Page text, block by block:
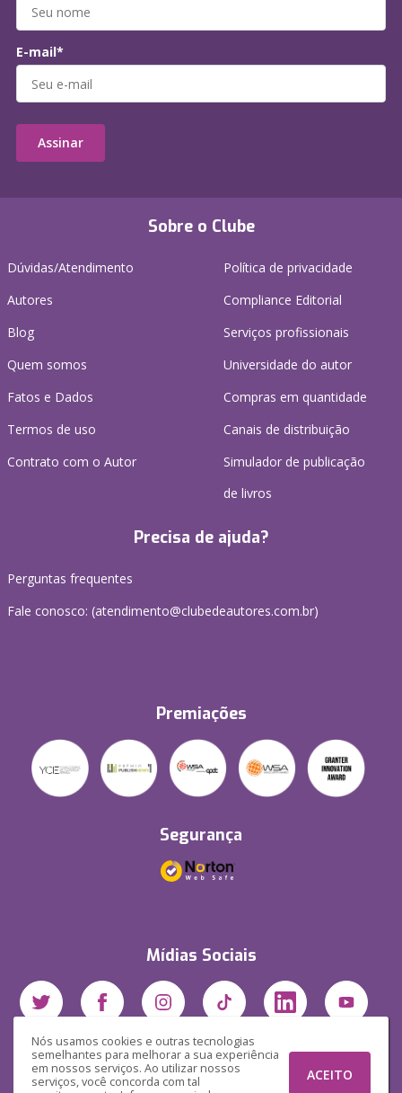
Nós usamos cookies e outras tecnologias
semelhantes para melhorar a sua experiência
em nossos serviços. Ao utilizar nossos
serviços, você concorda com tal
ACEITO
Sobre o Clube
Dúvidas/Atendimento
Autores
Blog
Quem somos
Fatos e Dados
Termos de uso
Contrato com o Autor
Política de privacidade
Compliance Editorial
Serviços profissionais
Universidade do autor
Compras em quantidade
Canais de distribuição
Simulador de publicação
de livros
Precisa de ajuda?
Perguntas frequentes
Fale conosco: (atendimento@clubedeautores.com.br)
Premiações
Segurança
Mídias Sociais
E-mail*
Assinar